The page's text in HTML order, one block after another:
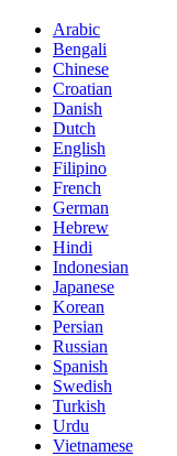
Arabic
Bengali
Chinese
Croatian
Danish
Dutch
English
Filipino
French
German
Hebrew
Hindi
Indonesian
Japanese
Korean
Persian
Russian
Spanish
Swedish
Turkish
Urdu
Vietnamese